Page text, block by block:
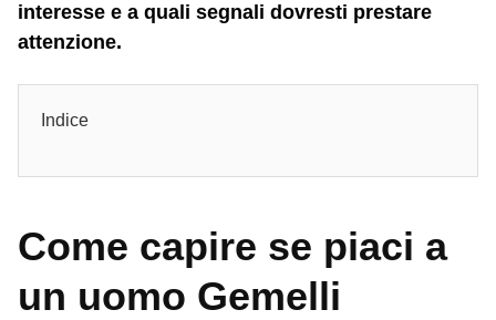
interesse e a quali segnali dovresti prestare
attenzione.
Indice
Come capire se piaci a
un uomo Gemelli